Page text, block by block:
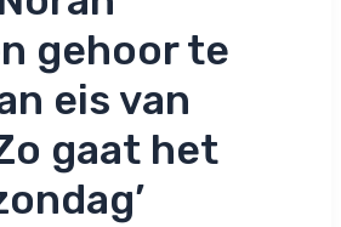
gehoor te
eis van
gaat het